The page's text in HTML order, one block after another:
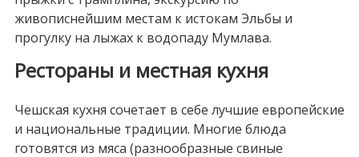
живописнейшим местам к истокам Эльбы и
прогулку на лыжах к водопаду Мумлава.
Рестораны и местная кухня
Чешская кухня сочетает в себе лучшие европейские
и национальные традиции. Многие блюда
готовятся из мяса (разнообразные свиные